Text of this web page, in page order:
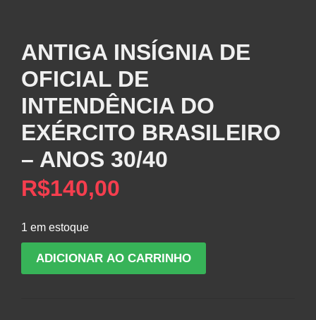
ANTIGA INSÍGNIA DE
OFICIAL DE
INTENDÊNCIA DO
EXÉRCITO BRASILEIRO
– ANOS 30/40
R$140,00
1 em estoque
INSÍGNIA
ADICIONAR AO CARRINHO